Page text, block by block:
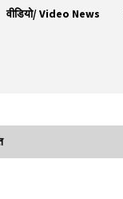
वीडियो/ Video News